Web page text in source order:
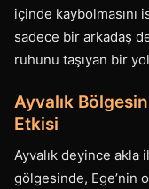
içinde kaybolmasını
sadece bir arkadaş
ruhunu taşıyan bir
Ayvalık
Etkisi
Ayvalık deyince akla
gölgesinde, Ege’nin